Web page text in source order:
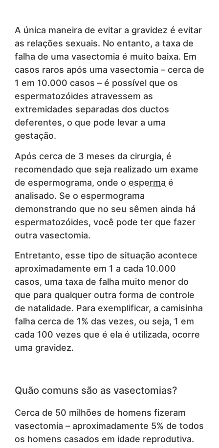
A única maneira de evitar a gravidez é evitar
as relações sexuais. No entanto, a taxa de
falha de uma vasectomia é muito baixa. Em
casos raros após uma vasectomia – cerca de
1 em 10.000 casos – é possível que os
espermatozóides atravessem as
extremidades separadas dos ductos
deferentes, o que pode levar a uma
gestação.
Após cerca de 3 meses da cirurgia, é
recomendado que seja realizado um exame
de espermograma, onde o esperma é
analisado. Se o espermograma
demonstrando que no seu sêmen ainda há
espermatozóides, você pode ter que fazer
outra vasectomia.
Entretanto, esse tipo de situação acontece
aproximadamente em 1 a cada 10.000
casos, uma taxa de falha muito menor do
que para qualquer outra forma de controle
de natalidade. Para exemplificar, a camisinha
falha cerca de 1% das vezes, ou seja, 1 em
cada 100 vezes que é ela é utilizada, ocorre
uma gravidez.
Quão comuns são as vasectomias?
Cerca de 50 milhões de homens fizeram
vasectomia – aproximadamente 5% de todos
os homens casados em idade reprodutiva.